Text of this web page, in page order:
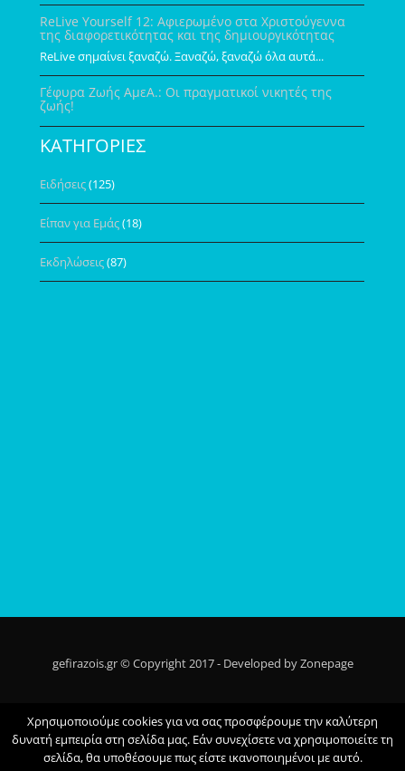
ReLive Yourself 12: Αφιερωμένο στα Χριστούγεννα
της διαφορετικότητας και της δημιουργικότητας
ReLive σημαίνει ξαναζώ. Ξαναζώ, ξαναζώ όλα αυτά...
Γέφυρα Ζωής ΑμεΑ.: Οι πραγματικοί νικητές της
ζωής!
ΚΑΤΗΓΟΡΙΕΣ
Ειδήσεις(125)
Είπαν για Εμάς(18)
Εκδηλώσεις(87)
gefirazois.gr © Copyright 2017 - Developed by Zonepage
Privacy Policy
Χρησιμοποιούμε cookies για να σας προσφέρουμε την καλύτερη
δυνατή εμπειρία στη σελίδα μας. Εάν συνεχίσετε να χρησιμοποιείτε τη
σελίδα, θα υποθέσουμε πως είστε ικανοποιημένοι με αυτό.